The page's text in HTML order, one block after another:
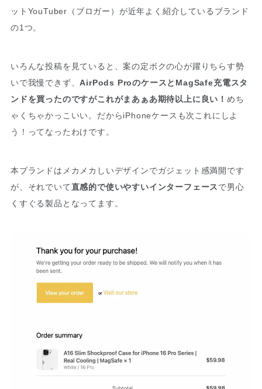
ットYouTuber（ブロガー）が近年よく紹介しているブランド
の1つ。
いろんな投稿を見ていると、案の定ボクの心が躍りちらす勢
いで我慢できず、AirPods ProのケースとMagSafe充電スタ
ンドを買ったのですがこれがまあぁあ期待以上に良い！めち
ゃくちゃかっこいい。だからiPhoneケースも次これにしよ
う！ってなったわけです。
本ブランドはメカメカしいデザインでガジェット感満開です
が、それでいて直感的で使いやすいインターフェースで男心
くすぐる製品となってます。